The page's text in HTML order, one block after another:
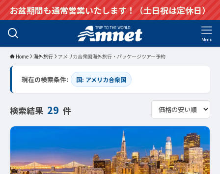
お盆期間も通常営業いたします！（土日祝は定休日）
Menu
Home 海外旅行 アメリカ合衆国海外旅行・パッケージツアー予約
現在の検索条件: 国: アメリカ合衆国
検索結果 29 件